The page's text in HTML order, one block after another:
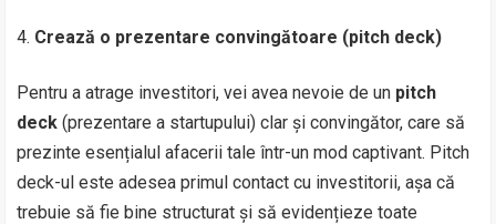
Crează o prezentare convingătoare (pitch deck)
Pentru a atrage investitori, vei avea nevoie de un pitch
deck (prezentare a startupului) clar și convingător, care să
prezinte esențialul afacerii tale într-un mod captivant. Pitch
deck-ul este adesea primul contact cu investitorii, așa că
trebuie să fie bine structurat și să evidențieze toate